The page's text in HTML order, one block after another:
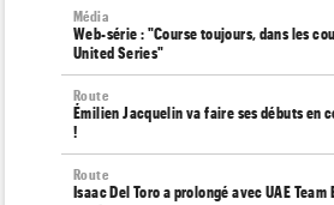
Média
Web-série : "Course toujours, dans les
United Series"
Route
Émilien Jacquelin va faire ses débuts en
!
Route
Isaac Del Toro a prolongé avec UAE Team